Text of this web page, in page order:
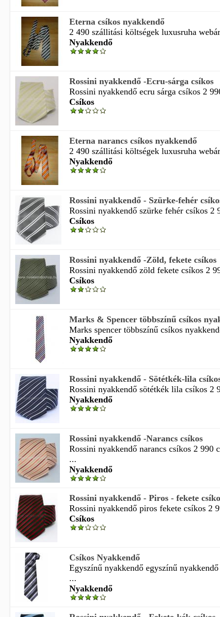
Eterna csíkos nyakkendő
2 490 szállitási költségek luxusruha
Nyakkendő
Rossini nyakkendő -Ecru-sárga csíkos
Rossini nyakkendő ecru sárga csíkos 2
Csíkos
Eterna narancs csíkos nyakkendő
2 490 szállitási költségek luxusruha
Nyakkendő
Rossini nyakkendő - Szürke-fehér
Rossini nyakkendő szürke fehér csíkos 2
Csíkos
Rossini nyakkendő -Zöld, fekete csíkos
Rossini nyakkendő zöld fekete csíkos 2
Csíkos
Marks & Spencer többszínű csíkos
Marks spencer többszínű csíkos
Nyakkendő
Rossini nyakkendő - Sötétkék-lila
Rossini nyakkendő sötétkék lila csíkos 2
Nyakkendő
Rossini nyakkendő -Narancs csíkos
Rossini nyakkendő narancs csíkos 2 990
...
Nyakkendő
Rossini nyakkendő - Piros - fekete
Rossini nyakkendő piros fekete csíkos 2
Csíkos
Csíkos Nyakkendő
Egyszínű nyakkendő egyszínű
...
Nyakkendő